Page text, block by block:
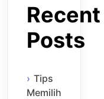
Recent
Posts
Tips
Memilih